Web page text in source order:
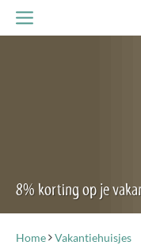
8% korting op je
Home Vakantiehuisjes